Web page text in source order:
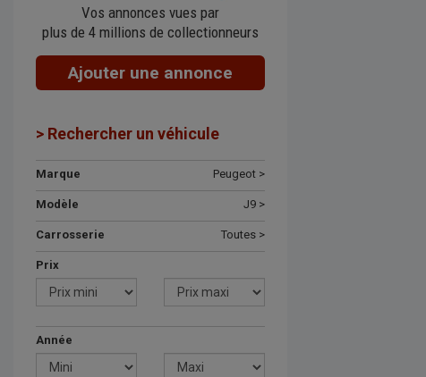
Vos annonces vues par
plus de 4 millions de collectionneurs
Ajouter une annonce
> Rechercher un véhicule
Marque Peugeot >
Modèle J9 >
Carrosserie Toutes >
Prix
Année